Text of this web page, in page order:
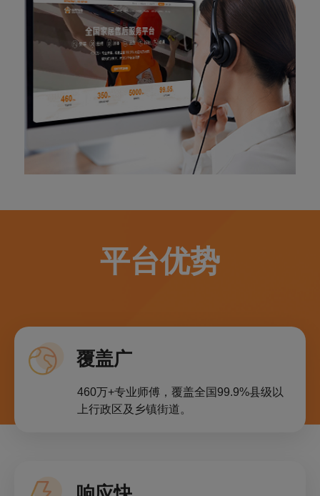
平台优势
覆盖广
460万+专业师傅，覆盖全国99.9%县级以
上行政区及乡镇街道。